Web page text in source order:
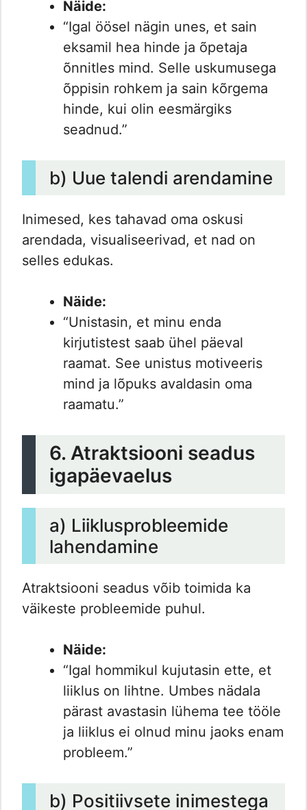
Näide:
“Igal öösel nägin unes, et sain
eksamil hea hinde ja õpetaja
õnnitles mind. Selle uskumusega
õppisin rohkem ja sain kõrgema
hinde, kui olin eesmärgiks
seadnud.”
b) Uue talendi arendamine
Inimesed, kes tahavad oma oskusi
arendada, visualiseerivad, et nad on
selles edukas.
Näide:
“Unistasin, et minu enda
kirjutistest saab ühel päeval
raamat. See unistus motiveeris
mind ja lõpuks avaldasin oma
raamatu.”
6. Atraktsiooni seadus
igapäevaelus
a) Liiklusprobleemide
lahendamine
Atraktsiooni seadus võib toimida ka
väikeste probleemide puhul.
Näide:
“Igal hommikul kujutasin ette, et
liiklus on lihtne. Umbes nädala
pärast avastasin lühema tee tööle
ja liiklus ei olnud minu jaoks enam
probleem.”
b) Positiivsete inimestega